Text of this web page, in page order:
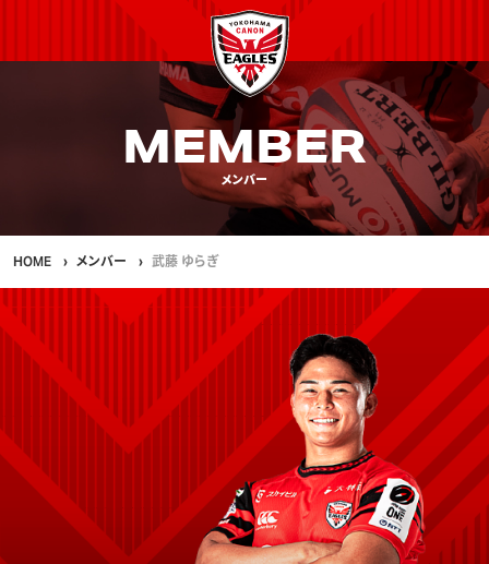
MEMBER
メンバー
HOME メンバー 武藤 ゆらぎ